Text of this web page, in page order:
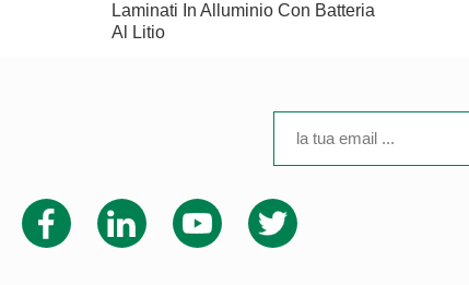
Laminati In Alluminio Con Batteria
Al Litio